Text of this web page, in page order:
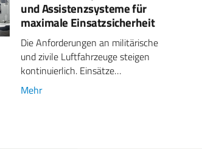
und Assistenzsysteme für
maximale Einsatzsicherheit
Die Anforderungen an militärische
und zivile Luftfahrzeuge steigen
kontinuierlich. Einsätze…
Mehr